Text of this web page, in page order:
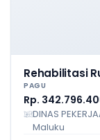
Rehabilitasi
PAGU
Rp.
DINAS
Maluku